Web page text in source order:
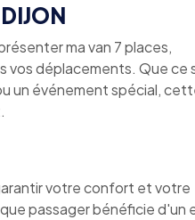
ma van 7 places,
vos déplacements. Que ce
un événement spécial,
votre confort et votre
passager bénéficie d'un